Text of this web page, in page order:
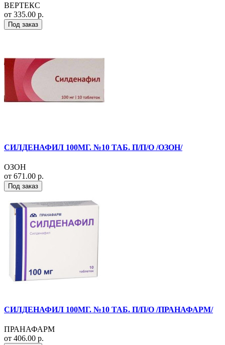
ВЕРТЕКС
от 335.00 р.
Под заказ
СИЛДЕНАФИЛ 100МГ. №10 ТАБ. П/П/О /ОЗОН/
ОЗОН
от 671.00 р.
Под заказ
СИЛДЕНАФИЛ 100МГ. №10 ТАБ. П/П/О /ПРАНАФАРМ/
ПРАНАФАРМ
от 406.00 р.